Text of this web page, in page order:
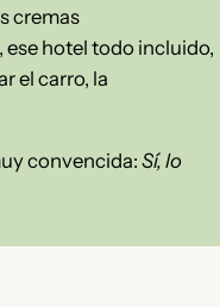
cremas
ese hotel todo incluido,
el carro, la
convencida:Sí, lo